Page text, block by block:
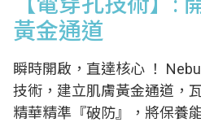
黃金通道
瞬時開啟，直達核心 ！
技術，建立肌膚黃金通道，
精華精準『破防』，將保養